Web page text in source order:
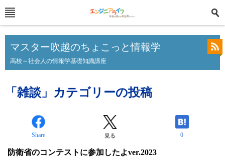
マスター吹越のちょこっと情報学
高校～社会人の情報学基礎知識講座
「雑談」カテゴリーの投稿
Share 見る 0
防衛省のコンテストに参加したよver.2023